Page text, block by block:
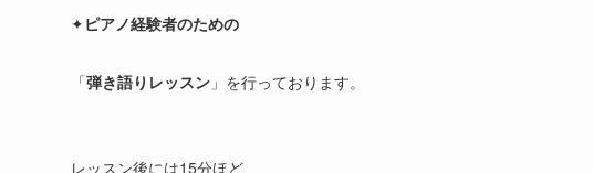
✦ピアノ経験者のための
「弾き語りレッスン 」を行っております。
レッスン後には15分ほど